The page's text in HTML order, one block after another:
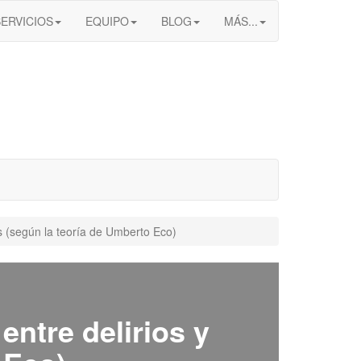
EQUIPO BLOG MÁS...
la teoría de Umberto Eco)
delirios y